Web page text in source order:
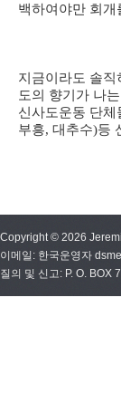
백하여야만 회개
지금이라도 솔
도의 향기가 나
신사도운동 단
부흥, 대추수)등
Copyright © 2026
이메일: 한국운영자
질의 및 신고: P. O. BOX